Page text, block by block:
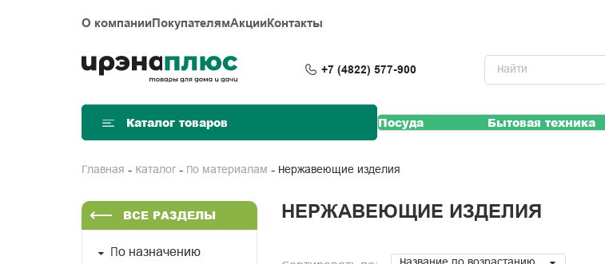
О компанииПокупателямАкцииКонтакты
+7 (4822) 577-900
Каталог товаров Посуда Бытовая техника
Главная Каталог По материалам Нержавеющие изделия
ВСЕ РАЗДЕЛЫ
По назначению
НЕРЖАВЕЮЩИЕ ИЗДЕЛИЯ